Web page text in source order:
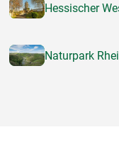
Hessischer
Naturpark